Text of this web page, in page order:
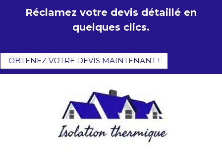
Réclamez votre devis détaillé en
quelques clics.
OBTENEZ VOTRE DEVIS MAINTENANT !